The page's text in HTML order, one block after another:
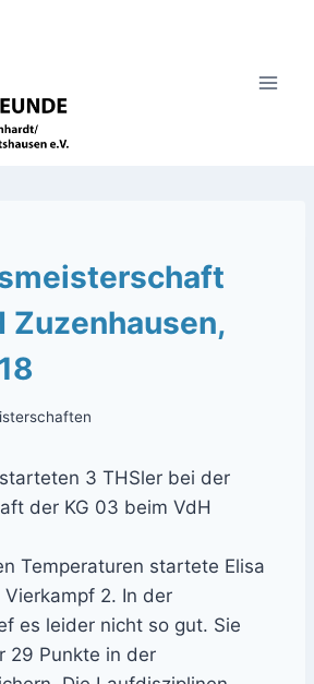
Zuzenhausen,
3 THSler bei der
der KG 03 beim VdH
Temperaturen startete Elisa
2. In der
es leider nicht so gut. Sie
29 Punkte in der